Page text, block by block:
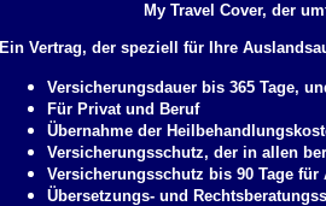
My Travel Cover, der
Ein Vertrag, der speziell für Ihre
Versicherungsdauer bis 365 Tage,
Für Privat und Beruf
Übernahme der
Versicherungsschutz, der in allen
Versicherungsschutz bis 90 Tage
Übersetzungs- und